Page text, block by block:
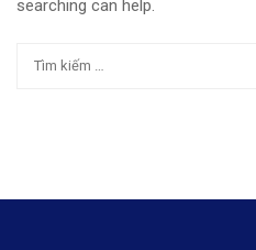
searching can help.